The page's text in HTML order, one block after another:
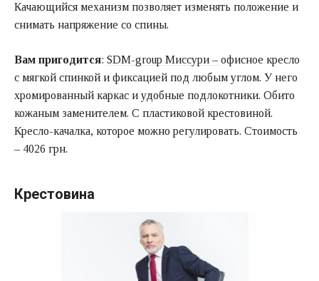
Качающийся механизм позволяет изменять положение и
снимать напряжение со спины.
Вам пригодится: SDM-group Миссури – офисное кресло
с мягкой спинкой и фиксацией под любым углом. У него
хромированный каркас и удобные подлокотники. Обито
кожаным заменителем. С пластиковой крестовиной.
Кресло-качалка, которое можно регулировать. Стоимость
– 4026 грн.
Крестовина